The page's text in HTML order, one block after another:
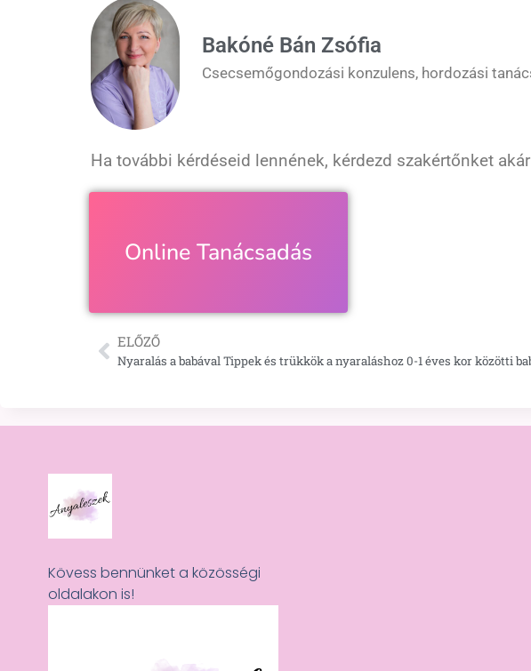
Bakóné Bán Zsófia
Csecsemőgondozási konzulens, hordozási
Ha további kérdéseid lennének, kérdezd szakértőnket
Online Tanácsadás
ELŐZŐ
Nyaralás a babával Tippek és trükkök a nyaraláshoz 0-1 éves kor közötti
Kövess bennünket a közösségi
oldalakon is!